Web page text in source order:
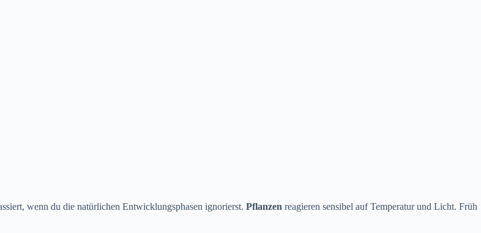
wenn du die natürlichen Entwicklungsphasen ignorierst. Pflanzen reagieren sensibel auf Temperatur und Licht. Früh